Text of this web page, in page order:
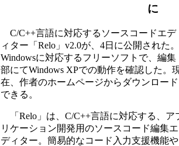
に
C/C++言語に対応するソースコードエデ
ィター「Relo」v2.0が、4日に公開された。
Windowsに対応するフリーソフトで、編集
部にてWindows XPでの動作を確認した。
在、作者のホームページからダウンロード
できる。
「Relo」は、C/C++言語に対応する、ア
リケーション開発用のソースコード編集エ
ディター。簡易的なコード入力支援機能